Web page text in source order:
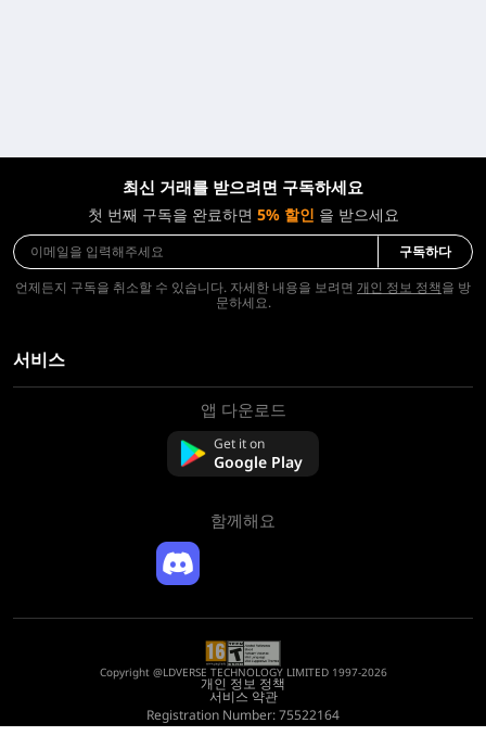
최신 거래를 받으려면 구독하세요
첫 번째 구독을 완료하면 5% 할인 을 받으세요
구독하다
언제든지 구독을 취소할 수 있습니다. 자세한 내용을 보려면 개인 정보 정책을 방
문하세요.
서비스
앱 다운로드
Get it on
Google Play
함께해요
Copyright @LDVERSE TECHNOLOGY LIMITED 1997-2026
개인 정보 정책
서비스 약관
Registration Number: 75522164